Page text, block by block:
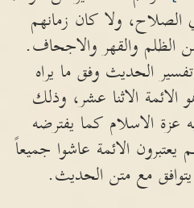
الصلاح، ولا كان زمانهم
الظلم والقهر والاجحاف.
الحديث وفق ما يراه
الائمة الاثنا عشر، وذلك
عزة الاسلام كما يفترضه
الائمة عاشوا جميعاً
مع متن الحديث.